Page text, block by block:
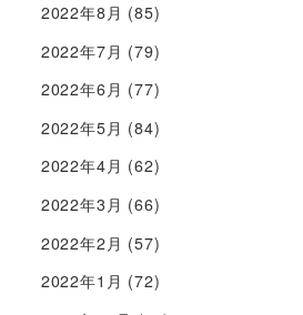
2022年8月 (85)
2022年7月 (79)
2022年6月 (77)
2022年5月 (84)
2022年4月 (62)
2022年3月 (66)
2022年2月 (57)
2022年1月 (72)